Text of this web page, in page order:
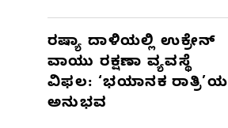
ರಷ್ಯಾ ದಾಳಿಯಲ್ಲಿ ಉಕ್ರೇನ್
ವಾಯು ರಕ್ಷಣಾ ವ್ಯವಸ್ಥೆ
ವಿಫಲ: ‘ಭಯಾನಕ ರಾತ್ರಿ’ಯ
ಅನುಭವ